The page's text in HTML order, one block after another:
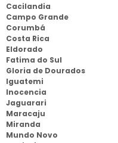
Cacilandia
Campo Grande
Corumbá
Costa Rica
Eldorado
Fatima do Sul
Gloria de Dourados
Iguatemi
Inocencia
Jaguarari
Maracaju
Miranda
Mundo Novo